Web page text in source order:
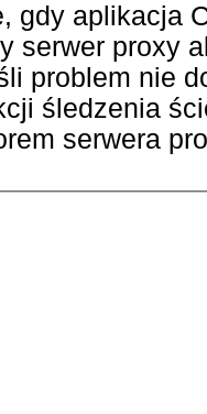
gdy aplikacja
serwer proxy
problem nie
śledzenia
serwera